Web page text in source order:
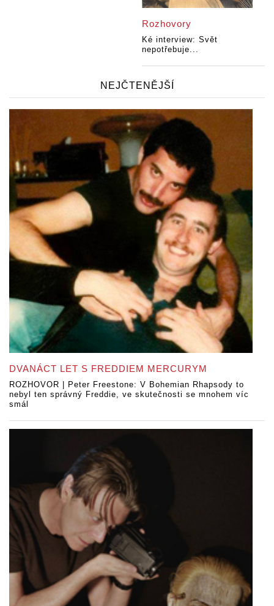
Rozhovory
Ké interview: Svět
nepotřebuje...
NEJČTENĚJŠÍ
DVANÁCT LET S FREDDIEM MERCURYM
ROZHOVOR | Peter Freestone: V Bohemian Rhapsody to
nebyl ten správný Freddie, ve skutečnosti se mnohem víc
smál